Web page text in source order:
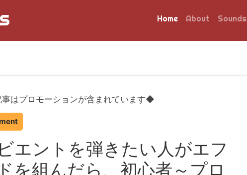
Home About Sounds
はプロモーションが含まれています◆
エントを弾きたい人がエフ
を組んだら、初心者～プロ